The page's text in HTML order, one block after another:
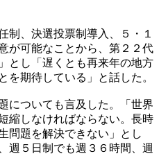
制、決選投票制導入、５・１
が可能なことから、第２２代
とし「遅くとも再来年の地方
を期待している」と話した。
についても言及した。「世界
縮しなければならない。長時
問題を解決できない」とし
週５日制でも週３６時間、週